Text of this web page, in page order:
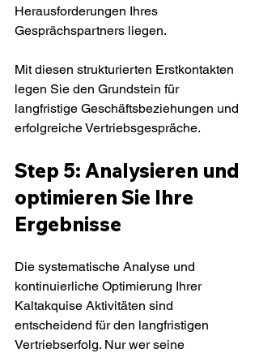
Herausforderungen Ihres
Gesprächspartners liegen.
Mit diesen strukturierten Erstkontakten
legen Sie den Grundstein für
langfristige Geschäftsbeziehungen und
erfolgreiche Vertriebsgespräche.
Step 5: Analysieren und
optimieren Sie Ihre
Ergebnisse
Die systematische Analyse und
kontinuierliche Optimierung Ihrer
Kaltakquise Aktivitäten sind
entscheidend für den langfristigen
Vertriebserfolg. Nur wer seine